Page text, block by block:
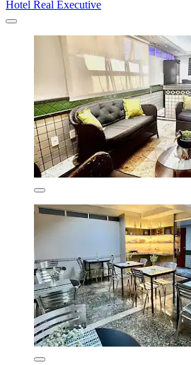
Hotel Real Executive